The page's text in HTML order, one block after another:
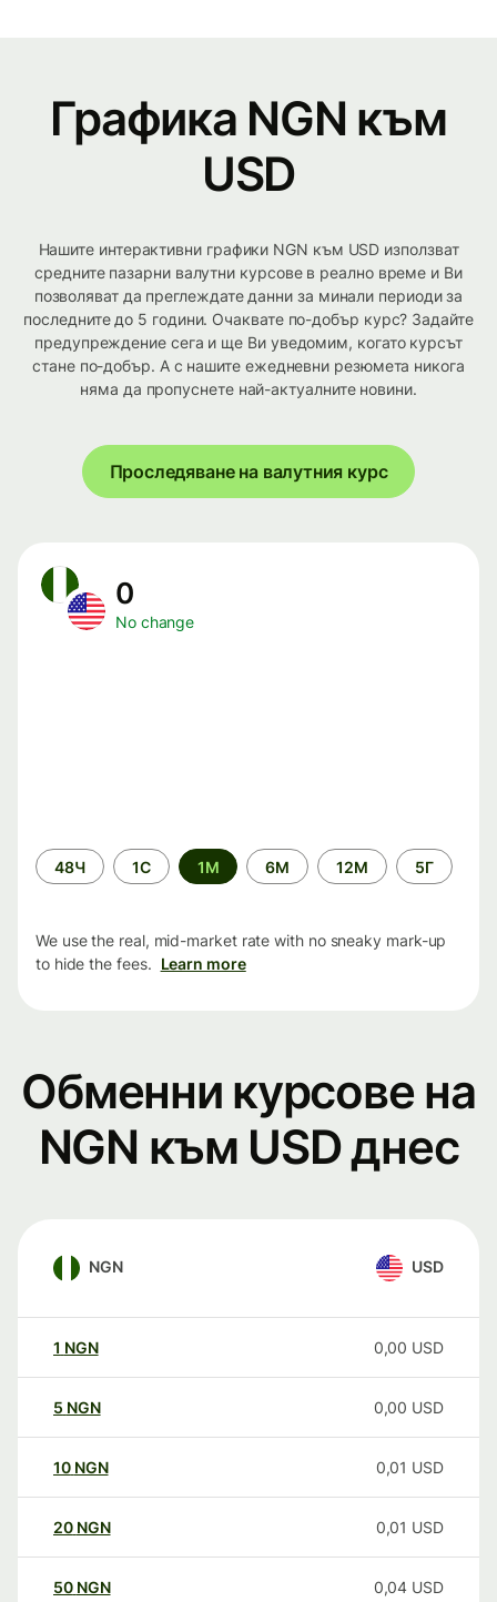
Графика NGN към
USD
Нашите интерактивни графики NGN към USD използват
средните пазарни валутни курсове в реално време и Ви
позволяват да преглеждате данни за минали периоди за
последните до 5 години. Очаквате по-добър курс? Задайте
предупреждение сега и ще Ви уведомим, когато курсът
стане по-добър. А с нашите ежедневни резюмета никога
няма да пропуснете най-актуалните новини.
Проследяване на валутния курс
0
No change
Time
period
48Ч 1С 1М 6М 12М 5Г
We use the real, mid-market rate with no sneaky mark-up
to hide the fees. Learn more
Обменни курсове на
NGN към USD днес
NGN USD
1 NGN 0,00 USD
5 NGN 0,00 USD
10 NGN 0,01 USD
20 NGN 0,01 USD
50 NGN 0,04 USD